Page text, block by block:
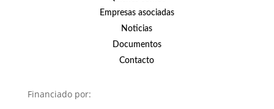
Empresas asociadas
Noticias
Documentos
Contacto
Financiado por: